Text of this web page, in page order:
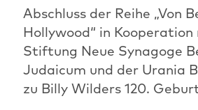
Abschluss der Reihe „Von
Hollywood“ in
Stiftung Neue Synagoge
Judaicum und der Urania
zu Billy Wilders 120.